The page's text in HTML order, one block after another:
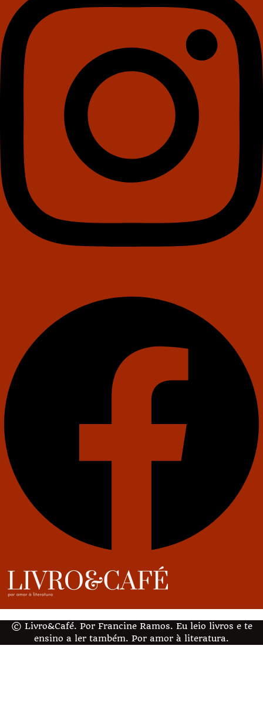
© Livro&Café. Por Francine Ramos. Eu leio livros e te
ensino a ler também. Por amor à literatura.